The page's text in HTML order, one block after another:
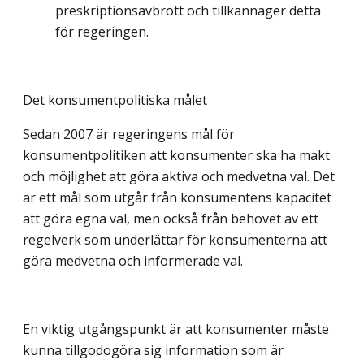
preskriptionsavbrott och tillkännager detta
för regeringen.
Det konsumentpolitiska målet
Sedan 2007 är regeringens mål för
konsumentpolitiken att konsumenter ska ha makt
och möjlighet att göra aktiva och medvetna val. Det
är ett mål som utgår från konsumentens kapacitet
att göra egna val, men också från behovet av ett
regelverk som underlättar för konsumenterna att
göra medvetna och informerade val.
En viktig utgångspunkt är att konsumenter måste
kunna tillgodogöra sig information som är